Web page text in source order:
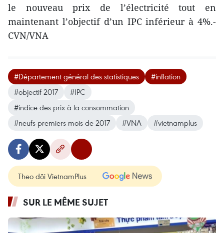
le nouveau prix de l’électricité tout en
maintenant l’objectif d’un IPC inférieur à 4%.-
CVN/VNA
#Département général des statistiques
#inflation
#objectif 2017
#IPC
#indice des prix à la consommation
#neufs premiers mois de 2017
#VNA #vietnamplus
Theo dõi VietnamPlus
SUR LE MÊME SUJET